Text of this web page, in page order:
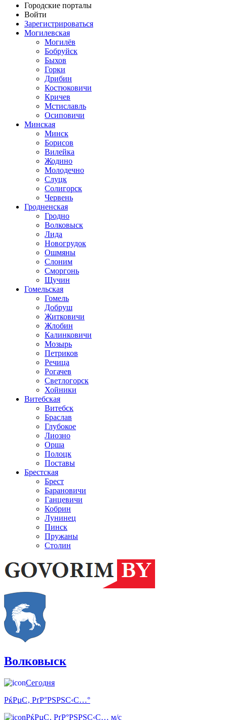
Городские порталы
Войти
Зарегистрироваться
Могилевская
Могилёв
Бобруйск
Быхов
Горки
Дрибин
Костюковичи
Кричев
Мстиславль
Осиповичи
Минская
Минск
Борисов
Вилейка
Жодино
Молодечно
Слуцк
Солигорск
Червень
Гродненская
Гродно
Волковыск
Лида
Новогрудок
Ошмяны
Слоним
Сморгонь
Щучин
Гомельская
Гомель
Добруш
Житковичи
Жлобин
Калинковичи
Мозырь
Петриков
Речица
Рогачев
Светлогорск
Хойники
Витебская
Витебск
Браслав
Глубокое
Лиозно
Орша
Полоцк
Поставы
Брестская
Брест
Барановичи
Ганцевичи
Кобрин
Лунинец
Пинск
Пружаны
Столин
Волковыск
Сегодня
РќРµС‚ РґР°РЅРЅС‹С…°
РќРµС‚ РґР°РЅРЅС‹С… м/с